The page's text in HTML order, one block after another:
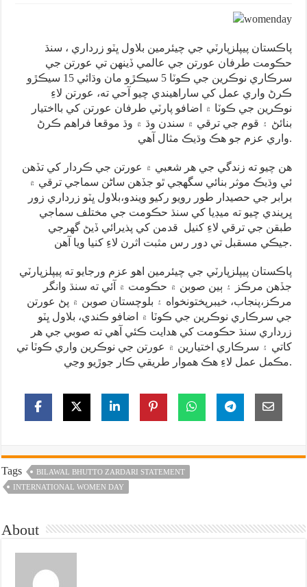
پاڪستان پيپلزپارٽي جي چيئرمين بلاول ڀٽو زرداري ، سنڌ
حڪومت طرفان عورتن جي عالمي ڏينهن تي عورتن جي
سرڪاري نوڪرين جي ڪوٽا 5 سيڪڙو مان وڌائي 15 سيڪڙو
ڪرڻ واري عمل کي ساراهيندي چيو آحي ته، عورتن لاءِ
نوڪرين جي ڪوٽا ۾ اضافو پارٽي طرفان عورتن کي بااختيار
بنائڻ ۽ قوم جي ترقي ۾ سندن وڌ ۾ وڌ موقعا فراهم ڪرڻ
واري عزم جو هڪ وڌيڪ مثال آهي.
هن چيو ته زندگي جي هر شعبي ۾ عورتن جي ڪردار کي تڏهن
ئي وڌيڪ موثر بنائي سگهجي ٿو جڏهن ساڻن سماجي ترقي ۾
برابر جي حصيدار طور رويو رکيو ويندو،بلاول ڀٽو زرداري زور
ڀريندي چيو ته ميڊيا کي سنڌ حڪومت جي مختلف سماجي
طبقن جي ترقي لاءِ کنيل قدمن کي پذيرائي ڏيڻ گهرجي
جيڪي مسقبل تي دور رس مثبت اثرن لاءِ کنيا ويا آهن.
پاڪستان پيپلزپارٽي جي چيئرمين اهو عزم ورجايو ته پيپلزپارٽي
جڏهن مرڪز ۽ ٻين صوبن ۾ حڪومت ۾ آئي ته سنڌ وانگر
مرڪز،پنجاب، خيبرپختونخواه ۽ بلوچستان صوبن ۾ پڻ عورتن
جي سرڪاري نوڪرين جي ڪوٽا ۾ اضافو ڪندي، بلاول ڀٽو
زرداري سنڌ حڪومت کي هدايت ڪئي آهي ته صوبي جي هر
کاتي ۽ سرڪاري اختيارين ۾ عورتن جي نوڪرين واري ڪوٽا تي
مڪمل عمل لاءِ هڪ هموار طريقي ڪار جوڙيو وڃي.
Tags
BILAWAL BHUTTO ZARDARI STATEMENT
INTERNATIONAL WOMEN DAY
About